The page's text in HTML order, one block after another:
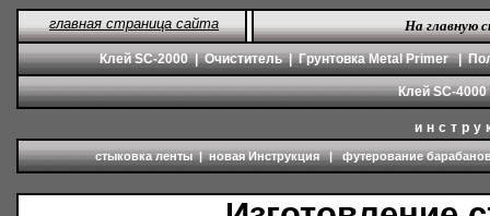
главная страница сайта На главную
КлейSC-2000 | Очиститель | ГрунтовкаMetal Primer |
КлейSC-4000
стыковка ленты | новая Инструкция | футерование